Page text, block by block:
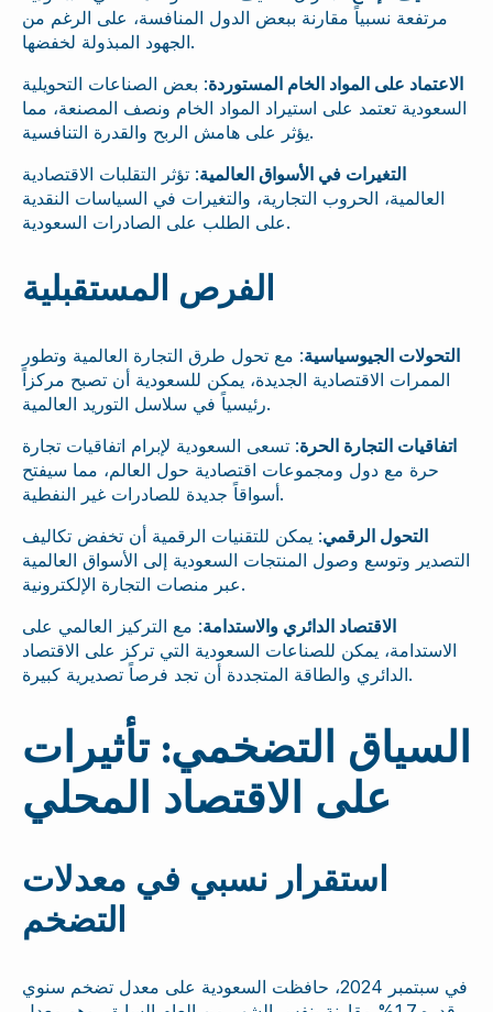
مرتفعة نسبياً مقارنة ببعض الدول المنافسة، على الرغم من
الجهود المبذولة لخفضها.
الاعتماد على المواد الخام المستوردة: بعض الصناعات التحويلية
السعودية تعتمد على استيراد المواد الخام ونصف المصنعة، مما
يؤثر على هامش الربح والقدرة التنافسية.
التغيرات في الأسواق العالمية: تؤثر التقلبات الاقتصادية
العالمية، الحروب التجارية، والتغيرات في السياسات النقدية
على الطلب على الصادرات السعودية.
الفرص المستقبلية
التحولات الجيوسياسية: مع تحول طرق التجارة العالمية وتطور
الممرات الاقتصادية الجديدة، يمكن للسعودية أن تصبح مركزاً
رئيسياً في سلاسل التوريد العالمية.
اتفاقيات التجارة الحرة: تسعى السعودية لإبرام اتفاقيات تجارة
حرة مع دول ومجموعات اقتصادية حول العالم، مما سيفتح
أسواقاً جديدة للصادرات غير النفطية.
التحول الرقمي: يمكن للتقنيات الرقمية أن تخفض تكاليف
التصدير وتوسع وصول المنتجات السعودية إلى الأسواق العالمية
عبر منصات التجارة الإلكترونية.
الاقتصاد الدائري والاستدامة: مع التركيز العالمي على
الاستدامة، يمكن للصناعات السعودية التي تركز على الاقتصاد
الدائري والطاقة المتجددة أن تجد فرصاً تصديرية كبيرة.
السياق التضخمي: تأثيرات
على الاقتصاد المحلي
استقرار نسبي في معدلات
التضخم
في سبتمبر 2024، حافظت السعودية على معدل تضخم سنوي